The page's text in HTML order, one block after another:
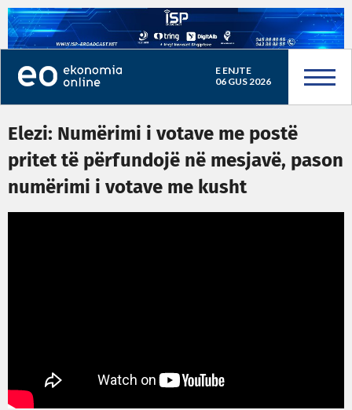
E ENJTE
06 GUS 2026
Elezi: Numërimi i votave me postë
pritet të përfundojë në mesjavë, pason
numërimi i votave me kusht